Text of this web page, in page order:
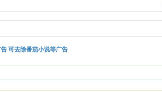
可去除番茄小说等广告